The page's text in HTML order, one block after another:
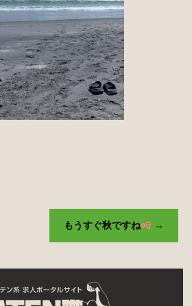
もうすぐ秋ですね →